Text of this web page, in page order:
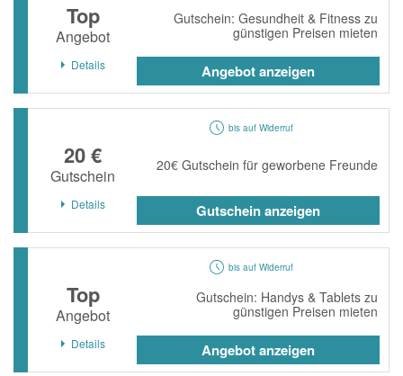
Top
Angebot
Gutschein: Gesundheit & Fitness zu
günstigen Preisen mieten
Details Angebot anzeigen
bis auf Widerruf
20 €
Gutschein
20€ Gutschein für geworbene Freunde
Details Gutschein anzeigen
bis auf Widerruf
Top
Angebot
Gutschein: Handys & Tablets zu
günstigen Preisen mieten
Details Angebot anzeigen